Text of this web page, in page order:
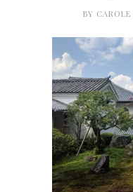
BY CAROLE